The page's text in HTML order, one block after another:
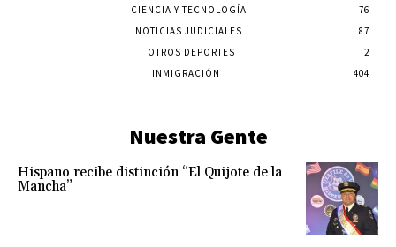
CIENCIA Y TECNOLOGÍA
76
NOTICIAS JUDICIALES
87
OTROS DEPORTES
2
INMIGRACIÓN
404
Nuestra Gente
Hispano recibe distinción “El Quijote de la
Mancha”